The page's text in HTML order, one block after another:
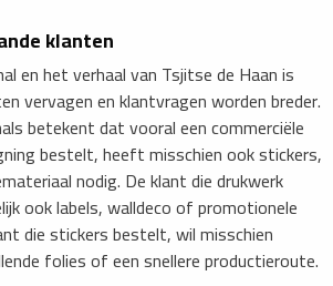
klanten
en het verhaal van Tsjitse de Haan is
vervagen en klantvragen worden breder.
betekent dat vooral een commerciële
bestelt, heeft misschien ook stickers,
nodig. De klant die drukwerk
ook labels, walldeco of promotionele
die stickers bestelt, wil misschien
folies of een snellere productieroute.